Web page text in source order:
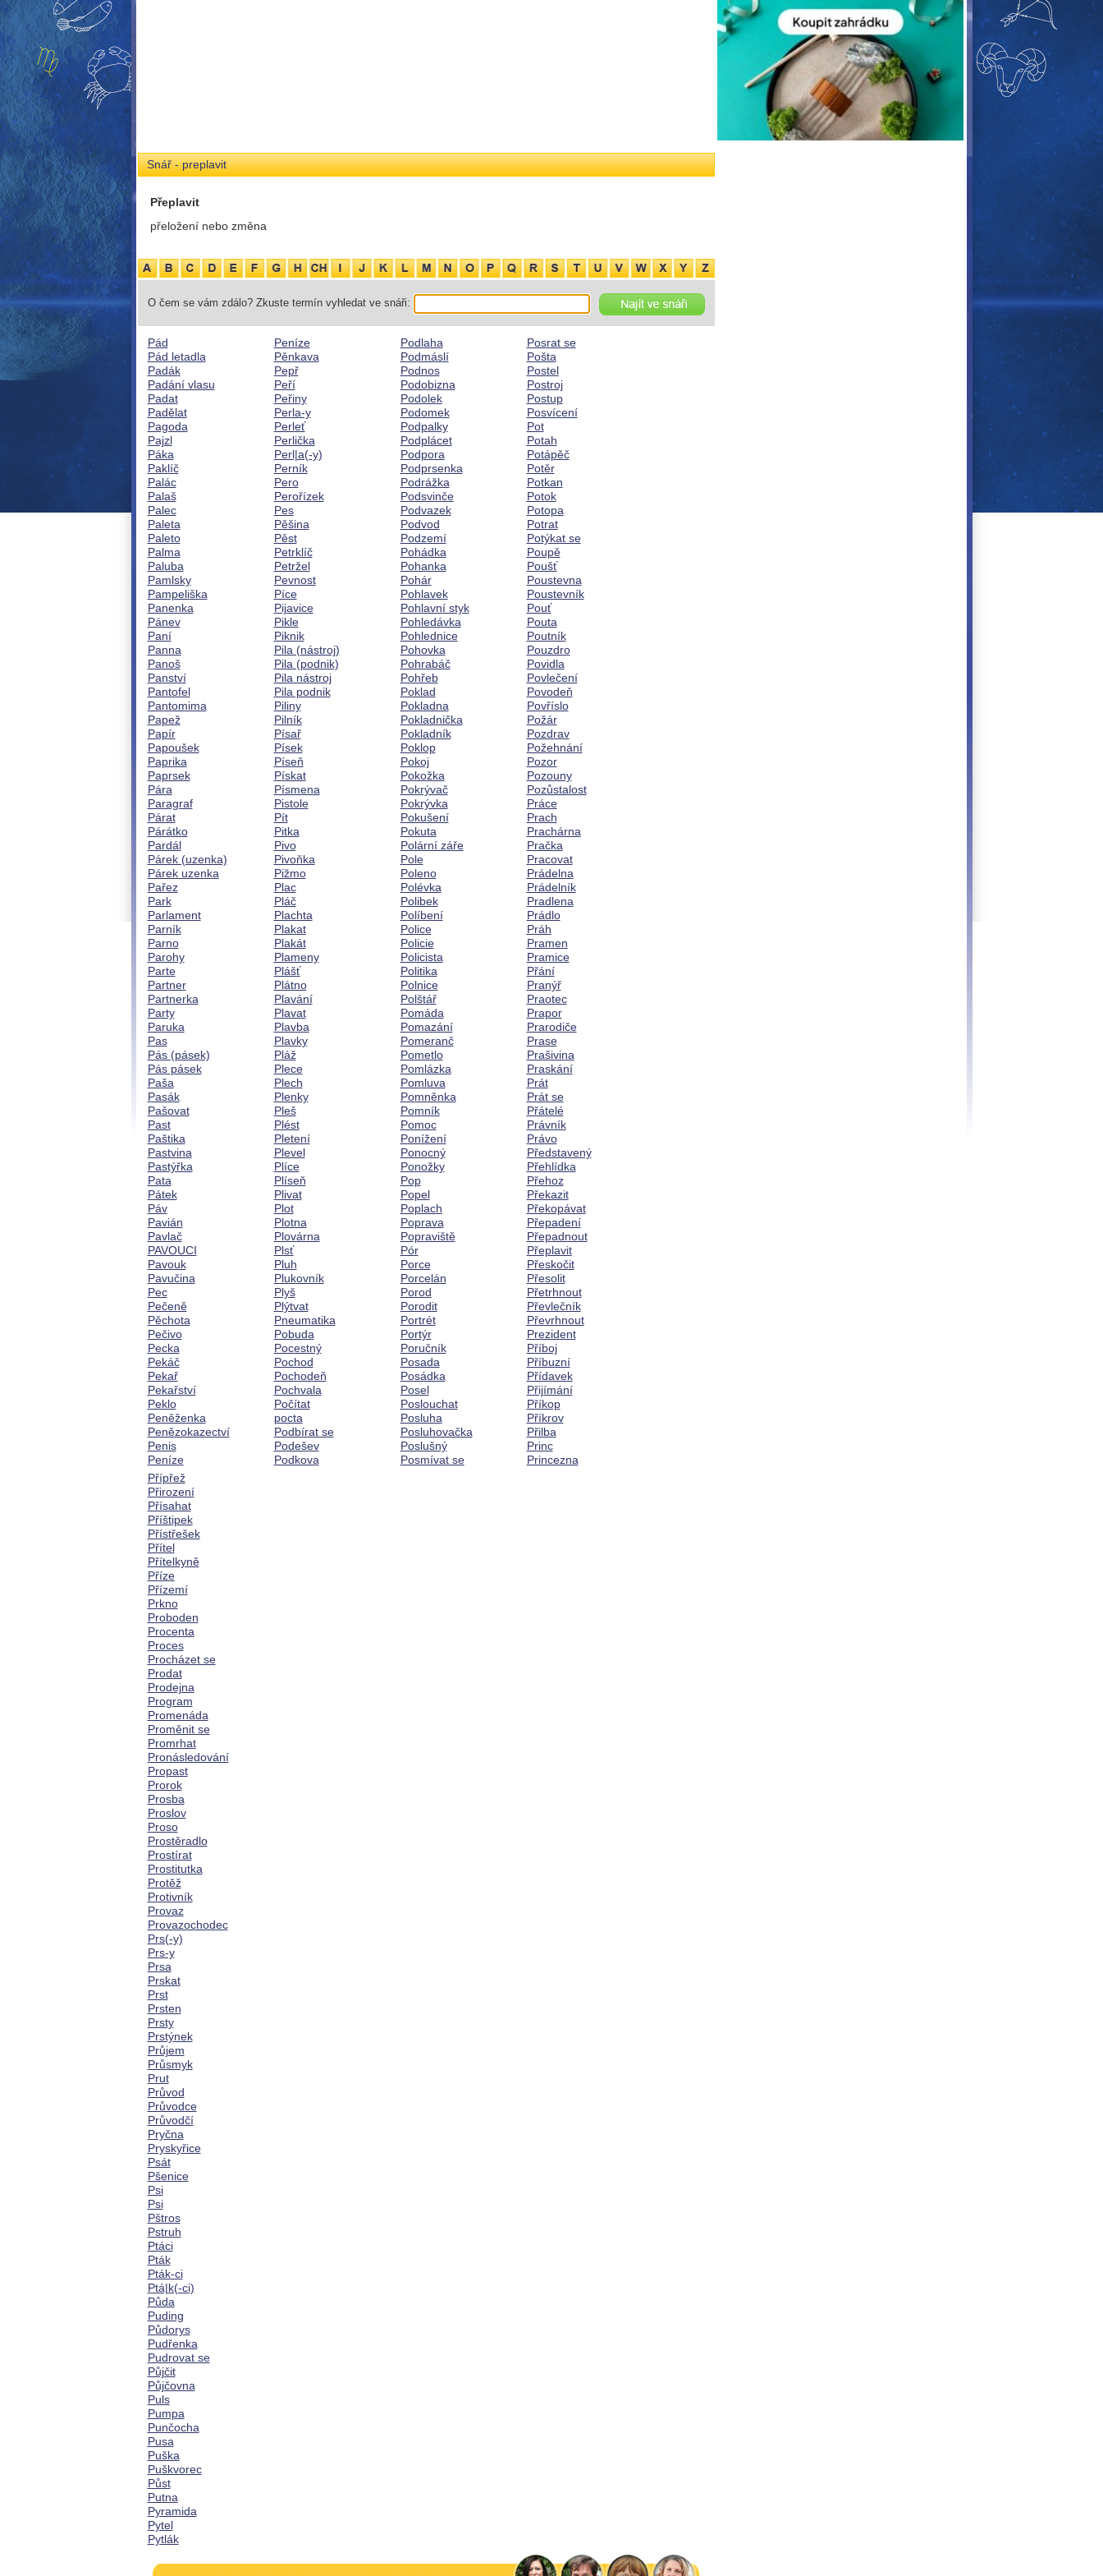
Snář - preplavit
Přeplavit
přeložení nebo změna
O čem se vám zdálo? Zkuste termín vyhledat ve snáři:
Pád
Pád letadla
Padák
Padání vlasu
Padat
Padělat
Pagoda
Pajzl
Páka
Paklíč
Palác
Palaš
Palec
Paleta
Paleto
Palma
Paluba
Pamlsky
Pampeliška
Panenka
Pánev
Paní
Panna
Panoš
Panství
Pantofel
Pantomima
Papež
Papír
Papoušek
Paprika
Paprsek
Pára
Paragraf
Párat
Párátko
Pardál
Párek (uzenka)
Párek uzenka
Pařez
Park
Parlament
Parník
Parno
Parohy
Parte
Partner
Partnerka
Party
Paruka
Pas
Pás (pásek)
Pás pásek
Paša
Pasák
Pašovat
Past
Paštika
Pastvina
Pastýřka
Pata
Pátek
Páv
Pavián
Pavlač
PAVOUCI
Pavouk
Pavučina
Pec
Pečeně
Pěchota
Pečivo
Pecka
Pekáč
Pekař
Pekařství
Peklo
Peněženka
Penězokazectví
Penis
Peníze
Peníze
Pěnkava
Pepř
Peří
Peřiny
Perla-y
Perleť
Perlička
Perl|a(-y)
Perník
Pero
Perořízek
Pes
Pěšina
Pěst
Petrklíč
Petržel
Pevnost
Píce
Pijavice
Pikle
Piknik
Pila (nástroj)
Pila (podnik)
Pila nástroj
Pila podnik
Piliny
Pilník
Písař
Písek
Píseň
Pískat
Písmena
Pistole
Pít
Pitka
Pivo
Pivoňka
Pižmo
Plac
Pláč
Plachta
Plakat
Plakát
Plameny
Plášť
Plátno
Plavání
Plavat
Plavba
Plavky
Pláž
Plece
Plech
Plenky
Pleš
Plést
Pletení
Plevel
Plíce
Plíseň
Plivat
Plot
Plotna
Plovárna
Plsť
Pluh
Plukovník
Plyš
Plýtvat
Pneumatika
Pobuda
Pocestný
Pochod
Pochodeň
Pochvala
Počítat
pocta
Podbírat se
Podešev
Podkova
Podlaha
Podmáslí
Podnos
Podobizna
Podolek
Podomek
Podpalky
Podplácet
Podpora
Podprsenka
Podrážka
Podsvinče
Podvazek
Podvod
Podzemí
Pohádka
Pohanka
Pohár
Pohlavek
Pohlavní styk
Pohledávka
Pohlednice
Pohovka
Pohrabáč
Pohřeb
Poklad
Pokladna
Pokladnička
Pokladník
Poklop
Pokoj
Pokožka
Pokrývač
Pokrývka
Pokušení
Pokuta
Polární záře
Pole
Poleno
Polévka
Polibek
Políbení
Police
Policie
Policista
Politika
Polnice
Polštář
Pomáda
Pomazání
Pomeranč
Pometlo
Pomlázka
Pomluva
Pomněnka
Pomník
Pomoc
Ponížení
Ponocný
Ponožky
Pop
Popel
Poplach
Poprava
Popraviště
Pór
Porce
Porcelán
Porod
Porodit
Portrét
Portýr
Poručník
Posada
Posádka
Posel
Poslouchat
Posluha
Posluhovačka
Poslušný
Posmívat se
Posrat se
Pošta
Postel
Postroj
Postup
Posvícení
Pot
Potah
Potápěč
Potěr
Potkan
Potok
Potopa
Potrat
Potýkat se
Poupě
Poušť
Poustevna
Poustevník
Pouť
Pouta
Poutník
Pouzdro
Povidla
Povlečení
Povodeň
Povříslo
Požár
Pozdrav
Požehnání
Pozor
Pozouny
Pozůstalost
Práce
Prach
Prachárna
Pračka
Pracovat
Prádelna
Prádelník
Pradlena
Prádlo
Práh
Pramen
Pramice
Přání
Pranýř
Praotec
Prapor
Prarodiče
Prase
Prašivina
Praskání
Prát
Prát se
Přátelé
Právník
Právo
Představený
Přehlídka
Přehoz
Překazit
Překopávat
Přepadení
Přepadnout
Přeplavit
Přeskočit
Přesolit
Přetrhnout
Převlečník
Převrhnout
Prezident
Příboj
Příbuzní
Přídavek
Přijímání
Příkop
Příkrov
Přilba
Princ
Princezna
Přípřež
Přirození
Přísahat
Příštipek
Přístřešek
Přítel
Přítelkyně
Příze
Přízemí
Prkno
Proboden
Procenta
Proces
Procházet se
Prodat
Prodejna
Program
Promenáda
Proměnit se
Promrhat
Pronásledování
Propast
Prorok
Prosba
Proslov
Proso
Prostěradlo
Prostírat
Prostitutka
Protěž
Protivník
Provaz
Provazochodec
Prs(-y)
Prs-y
Prsa
Prskat
Prst
Prsten
Prsty
Prstýnek
Průjem
Průsmyk
Prut
Průvod
Průvodce
Průvodčí
Pryčna
Pryskyřice
Psát
Pšenice
Psi
Psi
Pštros
Pstruh
Ptáci
Pták
Pták-ci
Ptá|k(-ci)
Půda
Puding
Půdorys
Pudřenka
Pudrovat se
Půjčit
Půjčovna
Puls
Pumpa
Punčocha
Pusa
Puška
Puškvorec
Půst
Putna
Pyramida
Pytel
Pytlák